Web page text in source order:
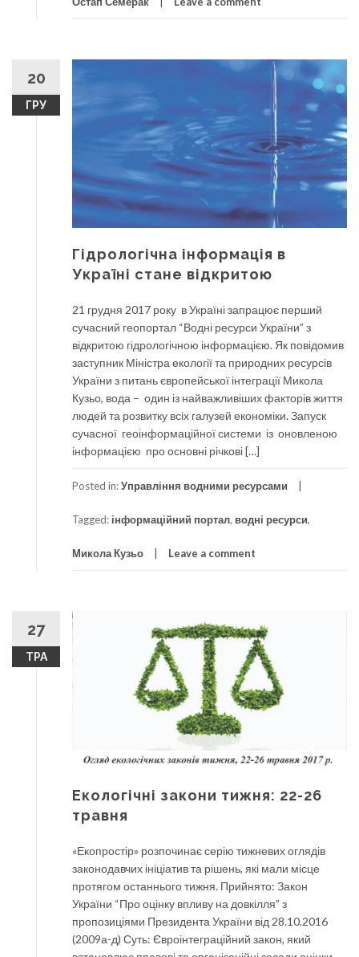
20
ГРУ
Гідрологічна інформація в
Україні стане відкритою
21 грудня 2017 року в Україні запрацює перший
сучасний геопортал “Водні ресурси України” з
відкритою гідрологічною інформацією. Як повідомив
заступник Міністра екології та природних ресурсів
України з питань європейської інтеграції Микола
Кузьо, вода – один із найважливіших факторів життя
людей та розвитку всіх галузей економіки. Запуск
сучасної геоінформаційної системи із оновленою
інформацією про основні річкові […]
Posted in:Управління водними ресурсами
Tagged: інформаційний портал, водні ресурси,
Микола Кузьо Leave a comment
27
ТРА
Екологічні закони тижня: 22-26
травня
«Екопростір» розпочинає серію тижневих оглядів
законодавчих ініціатив та рішень, які мали місце
протягом останнього тижня. Прийнято: Закон
України “Про оцінку впливу на довкілля” з
пропозиціями Президента України від 28.10.2016
(2009а-д) Суть: Євроінтеграційний закон, який